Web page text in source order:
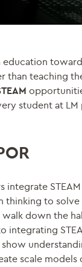
education
than teaching
student at LM
integrate
thinking to
down the
integrating
scale